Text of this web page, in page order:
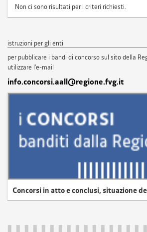
Non ci sono risultati per i criteri richiesti.
istruzioni per gli enti
per pubblicare i bandi di concorso sul sito della
utilizzare l'e-mail
info.concorsi.aall@regione.fvg.it
Concorsi in atto e conclusi, situazione